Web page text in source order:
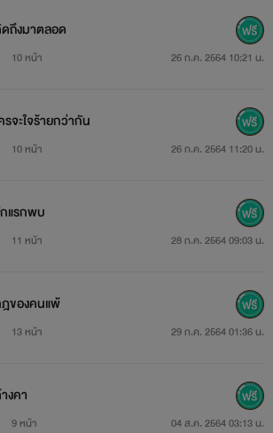
รักของกลุ่มเพื่อน 5 สาว กับ 1 หนุ่มที่ผูกพัน
ยาลัย
ปทำงานตามความชอบและความฝันของตัว
วันวาเลนไทน์
งหกคนอยู่ในสถานะที่แตกต่างกัน บางคน
หม่
ถึงมาตลอด
10 หน้า 26 ก.ค. 2564 10:21 น.
จะใจร้ายกว่ากัน
10 หน้า 26 ก.ค. 2564 11:20 น.
แรกพบ
11 หน้า 28 ก.ค. 2564 09:03 น.
ของคนแพ้
13 หน้า 29 ก.ค. 2564 01:36 น.
งคา
9 หน้า 04 ส.ค. 2564 03:13 น.